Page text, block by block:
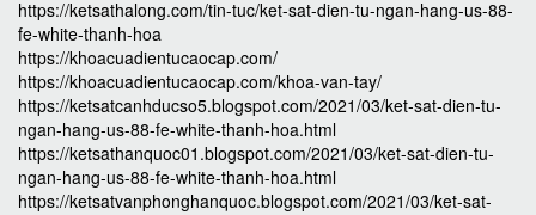
https://ketsathalong.com/tin-tuc/ket-sat-dien-tu-ngan-hang-us-88-
fe-white-thanh-hoa
https://khoacuadientucaocap.com/
https://khoacuadientucaocap.com/khoa-van-tay/
https://ketsatcanhducso5.blogspot.com/2021/03/ket-sat-dien-tu-
ngan-hang-us-88-fe-white-thanh-hoa.html
https://ketsathanquoc01.blogspot.com/2021/03/ket-sat-dien-tu-
ngan-hang-us-88-fe-white-thanh-hoa.html
https://ketsatvanphonghanquoc.blogspot.com/2021/03/ket-sat-